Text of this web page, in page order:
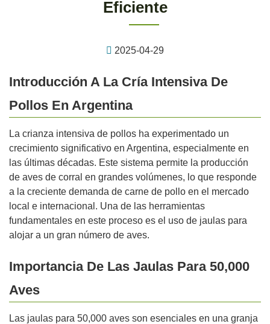
Eficiente
2025-04-29
Introducción A La Cría Intensiva De
Pollos En Argentina
La crianza intensiva de pollos ha experimentado un
crecimiento significativo en Argentina, especialmente en
las últimas décadas. Este sistema permite la producción
de aves de corral en grandes volúmenes, lo que responde
a la creciente demanda de carne de pollo en el mercado
local e internacional. Una de las herramientas
fundamentales en este proceso es el uso de jaulas para
alojar a un gran número de aves.
Importancia De Las Jaulas Para 50,000
Aves
Las jaulas para 50,000 aves son esenciales en una granja